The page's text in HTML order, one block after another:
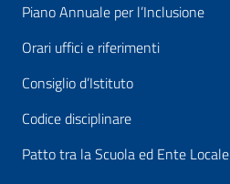
Piano Annuale per l’Inclusione
Orari uffici e riferimenti
Consiglio d’Istituto
Codice disciplinare
Patto tra la Scuola ed Ente Locale